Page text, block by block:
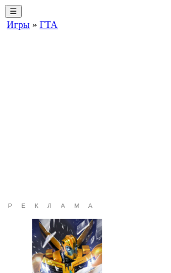
☰
Игры » ГТА
РЕКЛАМА